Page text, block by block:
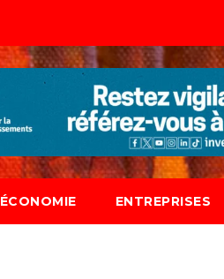
ÉCONOMIE ENTREPRISES